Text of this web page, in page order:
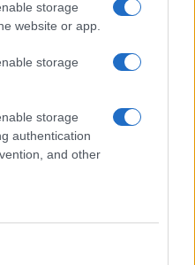
storage
website or app.
storage
storage
authentication
and other
Facebook
Cookie Policy